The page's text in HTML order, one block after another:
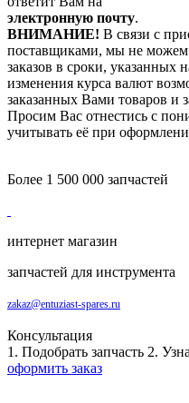
электронную почту.
ВНИМАНИЕ! В связи с
поставщиками, мы не можем
заказов в сроки, указанных
изменения курса валют
заказанных Вами товаров и
Просим Вас отнестись с
учитывать её при
Более 1 500 000 запчастей
интернет магазин
запчастей для инструмента
zakaz@entuziast-spares.ru
Консультация
1. Подобрать запчасть 2.
оформить заказ